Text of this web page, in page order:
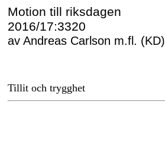
Motion till riksdagen
2016/17:3320
av Andreas Carlson m.fl. (KD)
Tillit och trygghet